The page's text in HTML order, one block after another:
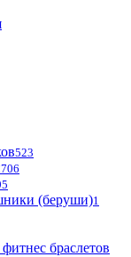
523
706
(беруши)1
браслетов